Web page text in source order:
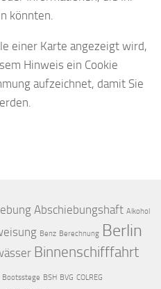
könnten.
einer Karte angezeigt wird,
Hinweis ein Cookie
aufzeichnet, damit Sie
Abschiebungshaft Alkohol
Benz Berechnung Berlin
Binnenschifffahrt
Bootsstege BSH BVG COLREG